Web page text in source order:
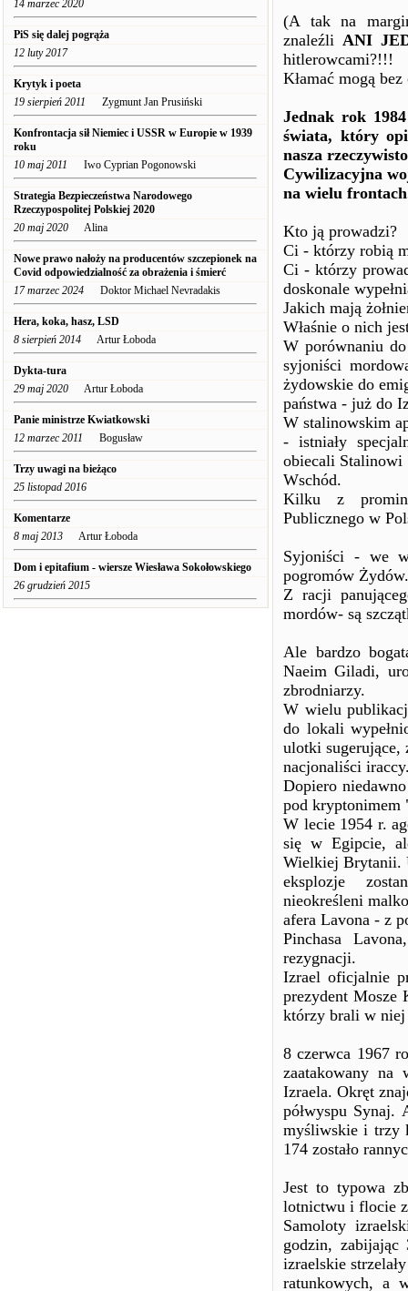
14 marzec 2020
PiS się dalej pogrąża
12 luty 2017
Krytyk i poeta
19 sierpień 2011 Zygmunt Jan Prusiński
Konfrontacja sił Niemiec i USSR w Europie w 1939
roku
10 maj 2011 Iwo Cyprian Pogonowski
Strategia Bezpieczeństwa Narodowego
Rzeczypospolitej Polskiej 2020
20 maj 2020 Alina
Nowe prawo nałoży na producentów szczepionek na
Covid odpowiedzialność za obrażenia i śmierć
17 marzec 2024 Doktor Michael Nevradakis
Hera, koka, hasz, LSD
8 sierpień 2014 Artur Łoboda
Dykta-tura
29 maj 2020 Artur Łoboda
Panie ministrze Kwiatkowski
12 marzec 2011 Bogusław
Trzy uwagi na bieżąco
25 listopad 2016
Komentarze
8 maj 2013 Artur Łoboda
Dom i epitafium - wiersze Wiesława Sokołowskiego
26 grudzień 2015
(A tak na
znaleźliANI
hitlerowcami?!!!
Kłamać mogą
Jednak rok
świata, który
nasza
Cywilizacyjna
na wielu
Kto ją prowadzi?
Ci - którzy robią
Ci - którzy
doskonale
Jakich mają
Właśnie o nich
W porównaniu
syjoniści
żydowskie do
państwa - już do
W stalinowskim
- istniały
obiecali
Wschód.
Kilku z
Publicznego w
Syjoniści - we
pogromów Żydów.
Z racji
mordów- są
Ale bardzo
Naeim Giladi,
zbrodniarzy.
W wielu
do lokali
ulotki sugerujące,
nacjonaliści
Dopiero
pod kryptonimem
W lecie 1954 r.
się w Egipcie,
Wielkiej Brytanii.
eksplozje
nieokreśleni
afera Lavona - z
Pinchasa
rezygnacji.
Izrael oficjalnie
prezydent Mosze
którzy brali w niej
8 czerwca 1967
zaatakowany na
Izraela. Okręt
półwyspu Synaj.
myśliwskie i trzy
174 zostało
Jest to typowa
lotnictwu i flocie
Samoloty
godzin, zabijając
izraelskie
ratunkowych, a